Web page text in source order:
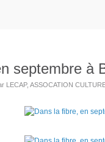
septembre à
LECAP, ASSOCATION